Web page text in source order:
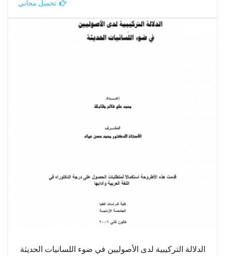
تحميل مجاني
الدلالة التركيبية لدى الأصوليين في ضوء اللسانيات الحديثة